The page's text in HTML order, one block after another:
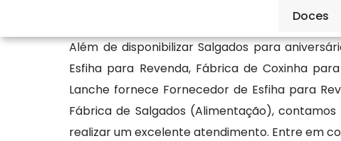
Doces
Além de disponibilizar Salgados para
Esfiha para Revenda, Fábrica de Coxinha
Lanche fornece Fornecedor de Esfiha para
Fábrica de Salgados (Alimentação),
realizar um excelente atendimento. Entre em